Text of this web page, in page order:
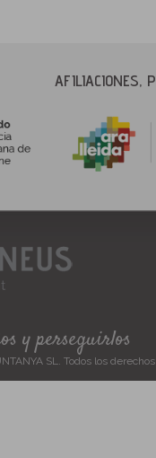
AFILIACIONES,
y perseguirlos
SL. Todos los